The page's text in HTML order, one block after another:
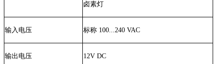
卤素灯
输入电压 标称 100...240 VAC
输出电压 12V DC